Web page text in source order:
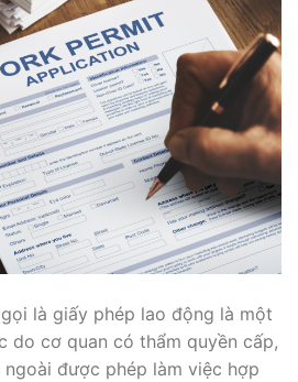
là giấy phép lao động là một
do cơ quan có thẩm quyền cấp,
được phép làm việc hợp